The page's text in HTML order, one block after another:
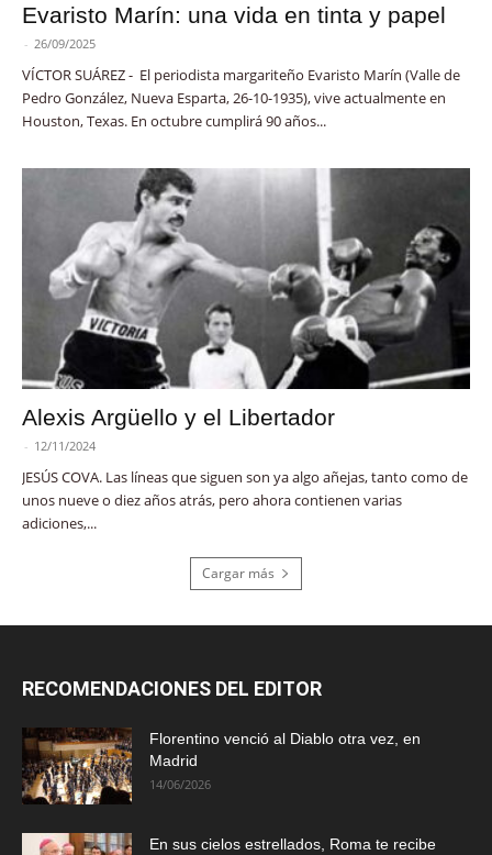
Evaristo Marín: una vida en tinta y papel
- 26/09/2025
VÍCTOR SUÁREZ - El periodista margariteño Evaristo Marín (Valle de
Pedro González, Nueva Esparta, 26-10-1935), vive actualmente en
Houston, Texas. En octubre cumplirá 90 años...
Alexis Argüello y el Libertador
- 12/11/2024
JESÚS COVA. Las líneas que siguen son ya algo añejas, tanto como de
unos nueve o diez años atrás, pero ahora contienen varias
adiciones,...
Cargar más
RECOMENDACIONES DEL EDITOR
Florentino venció al Diablo otra vez, en
Madrid
14/06/2026
En sus cielos estrellados, Roma te recibe